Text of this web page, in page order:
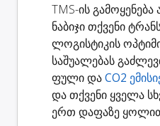
TMS-ის
ნაბიჯი თქვენი
ლოგისტიკის
საშუალებას
ფული დაCO2
და თქვენი ყველა
ერთ დაფაზე